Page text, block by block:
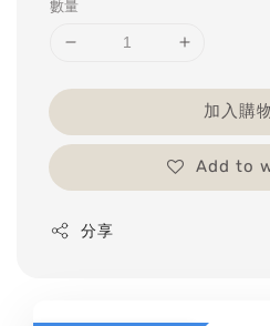
數量
加入購
Add to
分享